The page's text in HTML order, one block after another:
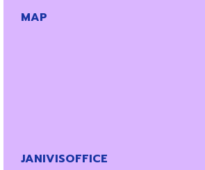
MAP
JANIVISOFFICE